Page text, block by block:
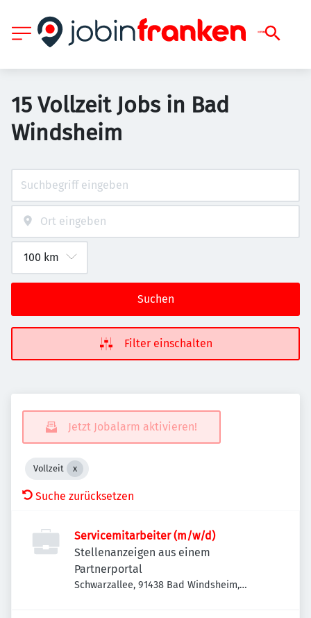
15 Vollzeit Jobs in Bad
Windsheim
Suchen
Filter einschalten
Jetzt Jobalarm aktivieren!
Vollzeit
Suche zurücksetzen
Servicemitarbeiter (m/w/d)
Stellenanzeigen aus einem
Partnerportal
Schwarzallee, 91438 Bad Windsheim,